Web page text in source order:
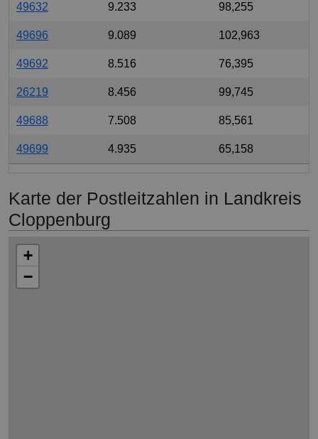
49632 9.233 98,255
49696 9.089 102,963
49692 8.516 76,395
26219 8.456 99,745
49688 7.508 85,561
49699 4.935 65,158
Karte der Postleitzahlen in Landkreis
Cloppenburg
+
−